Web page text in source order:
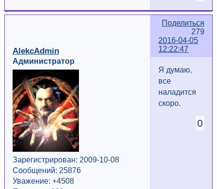
Поделиться
279
2016-04-05
12:22:47
AlekcAdmin
Администратор
Зарегистрирован: 2009-10-08
Сообщений: 25876
Уважение: +4508
Я думаю,
все
наладится
скоро.
0